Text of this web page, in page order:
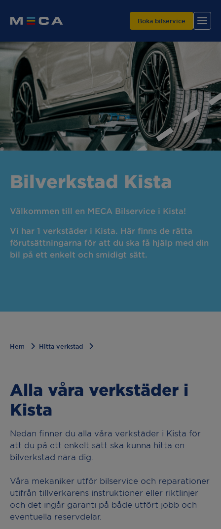
Hitta din verkstad
Våra tjänster
Varför MECA?
Boka bilservice
Bilverkstad Kista
Välkommen till en MECA Bilservice i Kista!
Vi har 1 verkstäder i Kista. Här finns de rätta
förutsättningarna för att du ska få hjälp med din
bil på ett enkelt och smidigt sätt.
Hem Hitta verkstad
Alla våra verkstäder i
Kista
Nedan finner du alla våra verkstäder i Kista för
att du på ett enkelt sätt ska kunna hitta en
bilverkstad nära dig.
Våra mekaniker utför bilservice och reparationer
utifrån tillverkarens instruktioner eller riktlinjer
och det ingår garanti på både utfört jobb och
eventuella reservdelar.